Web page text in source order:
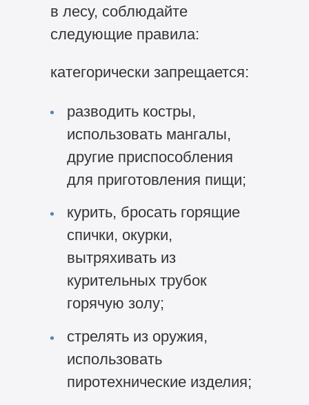
в лесу, соблюдайте
следующие правила:
категорически запрещается:
разводить костры,
использовать мангалы,
другие приспособления
для приготовления пищи;
курить, бросать горящие
спички, окурки,
вытряхивать из
курительных трубок
горячую золу;
стрелять из оружия,
использовать
пиротехнические изделия;